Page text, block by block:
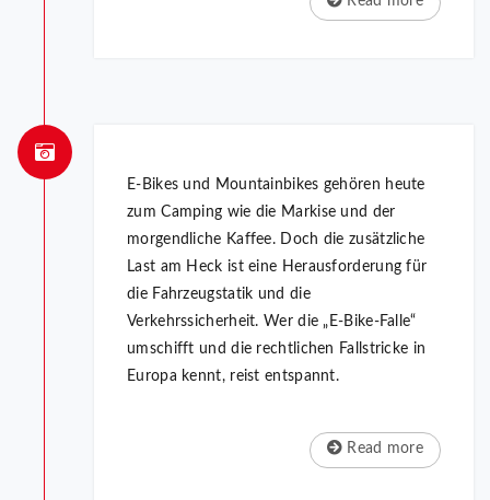
E-Bikes und Mountainbikes gehören heute
zum Camping wie die Markise und der
morgendliche Kaffee. Doch die zusätzliche
Last am Heck ist eine Herausforderung für
die Fahrzeugstatik und die
Verkehrssicherheit. Wer die „E-Bike-Falle“
umschifft und die rechtlichen Fallstricke in
Europa kennt, reist entspannt.
Read more